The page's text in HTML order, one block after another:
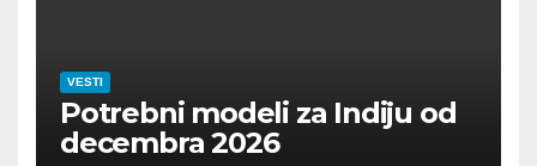
VESTI
Potrebni modeli za Indiju od
decembra 2026